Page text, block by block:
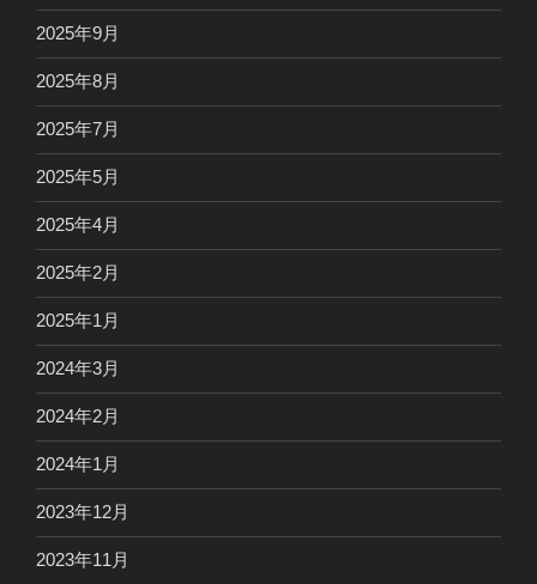
2025年9月
2025年8月
2025年7月
2025年5月
2025年4月
2025年2月
2025年1月
2024年3月
2024年2月
2024年1月
2023年12月
2023年11月